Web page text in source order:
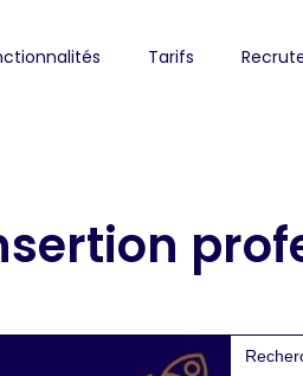
Tarifs
Search
for: